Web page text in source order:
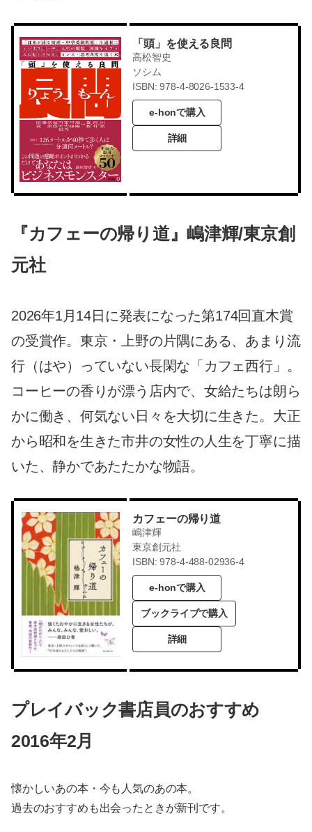
「頭」を使える良問
高松智史
ソシム
ISBN: 978-4-8026-1533-4
e-honで購入
詳細
『カフェーの帰り道』嶋津輝/東京創
元社
2026年1月14日に発表になった第174回直木賞
の受賞作。東京・上野の片隅にある、あまり流
行（はや）っていない長閑な「カフェ西行」。
コーヒーの香りが漂う店内で、女給たちは朗ら
かに働き、何気ない日々を大切に生きた。大正
から昭和を生きた市井の女性の人生を丁寧に描
いた、静かであたたかな物語。
カフェーの帰り道
嶋津輝
東京創元社
ISBN: 978-4-488-02936-4
e-honで購入
ブックライブで購入
詳細
プレイバック書店員のおすすめ
2016年2月
懐かしいあの本・今も人気のあの本。
過去のおすすめも出会ったときが新刊です。